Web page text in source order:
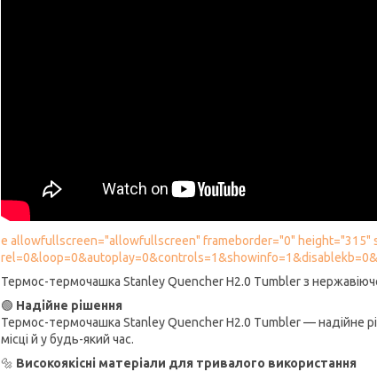
e allowfullscreen="allowfullscreen" frameborder="0" height="315"
Термос-термочашка Stanley Quencher H2.0 Tumbler з
🟢 Надійне рішення
Термос-термочашка Stanley Quencher H2.0 Tumbler — надійне
місці й у будь-який час.
🔩 Високоякісні матеріали для тривалого використання